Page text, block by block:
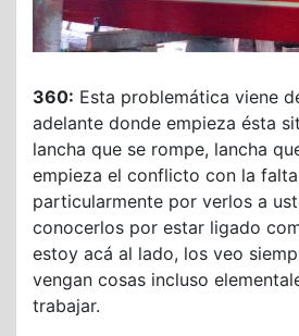
360: Esta problemática viene
adelante donde empieza ésta
lancha que se rompe, lancha
empieza el conflicto con la
particularmente por verlos a
conocerlos por estar ligado
estoy acá al lado, los veo
vengan cosas incluso
trabajar.